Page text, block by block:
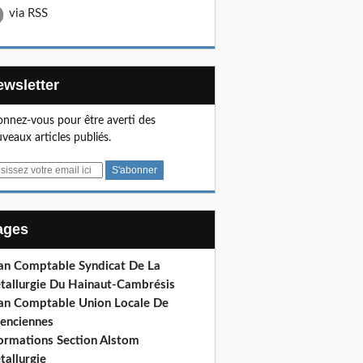
via RSS
vous pour être averti des
articles publiés.
Comptable Syndicat De La
Du Hainaut-Cambrésis
Comptable Union Locale De
Section Alstom